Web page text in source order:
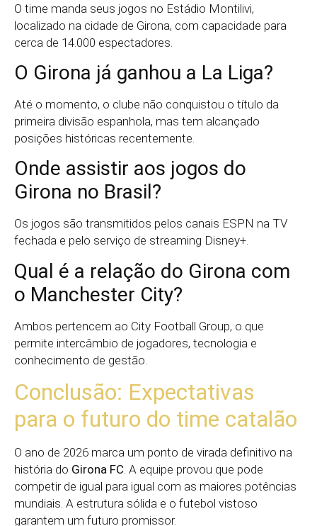
O time manda seus jogos no Estádio Montilivi,
localizado na cidade de Girona, com capacidade para
cerca de 14.000 espectadores.
O Girona já ganhou a La Liga?
Até o momento, o clube não conquistou o título da
primeira divisão espanhola, mas tem alcançado
posições históricas recentemente.
Onde assistir aos jogos do
Girona no Brasil?
Os jogos são transmitidos pelos canais ESPN na TV
fechada e pelo serviço de streaming Disney+.
Qual é a relação do Girona com
o Manchester City?
Ambos pertencem ao City Football Group, o que
permite intercâmbio de jogadores, tecnologia e
conhecimento de gestão.
Conclusão: Expectativas
para o futuro do time catalão
O ano de 2026 marca um ponto de virada definitivo na
história do Girona FC. A equipe provou que pode
competir de igual para igual com as maiores potências
mundiais. A estrutura sólida e o futebol vistoso
garantem um futuro promissor.